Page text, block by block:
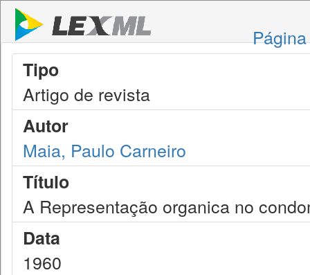
Tipo
Artigo de revista
Autor
Maia, Paulo Carneiro
Título
A Representação organica no
Data
1960